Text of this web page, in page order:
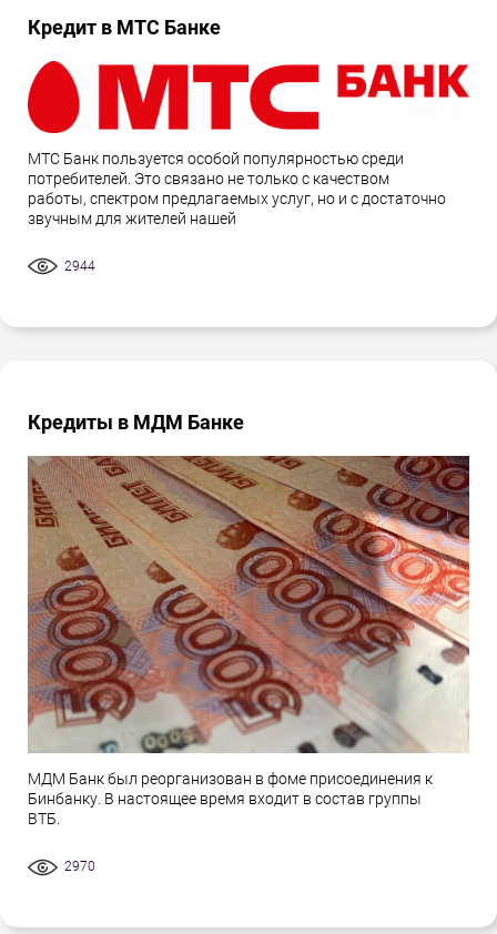
Кредит в МТС Банке
МТС Банк пользуется особой популярностью среди
потребителей. Это связано не только с качеством
работы, спектром предлагаемых услуг, но и с достаточно
звучным для жителей нашей
2944
Кредиты в МДМ Банке
МДМ Банк был реорганизован в фоме присоединения к
Бинбанку. В настоящее время входит в состав группы
ВТБ.
2970